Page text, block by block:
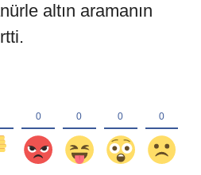
altın aramanın